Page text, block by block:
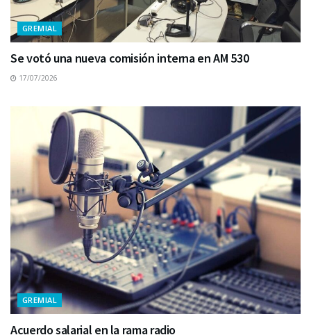
GREMIAL
Se votó una nueva comisión interna en AM 530
17/07/2026
GREMIAL
Acuerdo salarial en la rama radio